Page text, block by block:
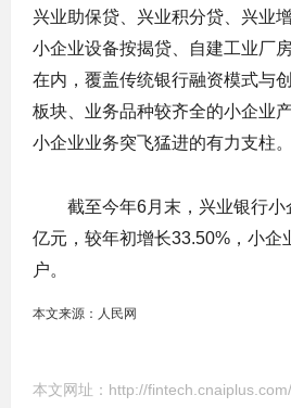
兴业助保贷、兴业积分贷、兴业
小企业设备按揭贷、自建工业厂
在内，覆盖传统银行融资模式与
板块、业务品种较齐全的小企业
小企业业务突飞猛进的有力支柱。
截至今年6月末，兴业银行
亿元，较年初增长33.50%，小企
户。
本文来源：人民网
本文网址： http://